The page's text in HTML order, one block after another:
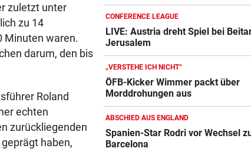
zuletzt unter
zu 14
Minuten waren.
darum, den bis
Roland
echten
zurückliegenden
haben,
CONFERENCE LEAGUE
LIVE: Austria dreht Spiel bei
Jerusalem
„VERSTEHE ICH NICHT“
ÖFB-Kicker Wimmer packt über
Morddrohungen aus
ABSCHIED AUS ENGLAND
Spanien-Star Rodri vor Wechsel
Barcelona